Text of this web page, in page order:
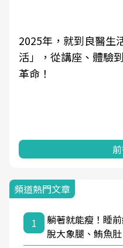
2025年，就到良醫生
活」，從講座、體驗
革命！
頻道熱門文章
1
躺著就能瘦！睡
脫大象腿、鮪魚肚